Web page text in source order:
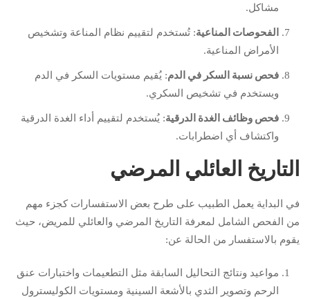
مشاكل.
الفحوصات المناعية: تُستخدم لتقييم نظام المناعة وتشخيص
الأمراض المناعية.
فحص نسبة السكر في الدم: يُقيم مستويات السكر في الدم
ويستخدم في تشخيص السكري.
فحص وظائف الغدة الدرقية: يُستخدم لتقييم أداء الغدة الدرقية
واكتشاف أي اضطرابات.
التاريخ العائلي المرضي
في البداية يعمل الطبيب على طرح بعض الاستفسارات كجزء مهم
من الفحص الشامل لمعرفة التاريخ المرضي والعائلي للمريض، حيث
يقوم بالاستفسار من الحالة عن:
مواعيد ونتائج التحاليل السابقة مثل التطعيمات واختبارات عنق
الرحم وتصوير الثدي بالأشعة السينية ومستويات الكوليسترول